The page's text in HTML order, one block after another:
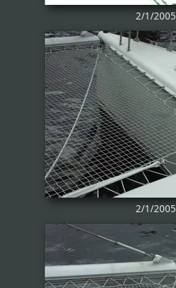
2/1/2005
2/1/2005